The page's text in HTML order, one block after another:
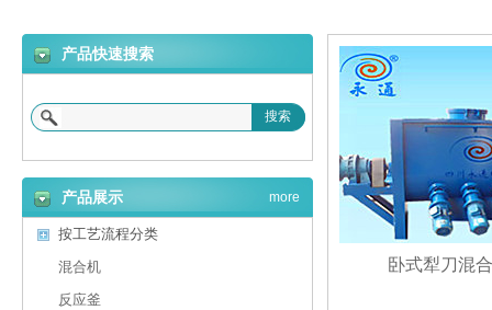
卧式犁刀混
产品快速搜索
搜索
产品展示
按工艺流程分类
混合机
反应釜
more